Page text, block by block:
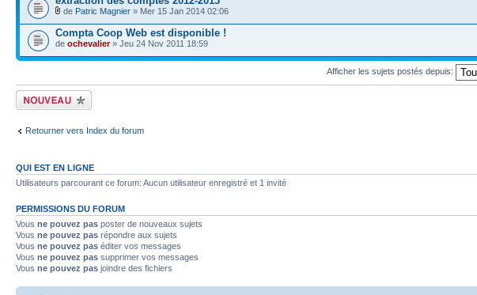
de Patric Magnier » Mer 15 Jan 2014 02:06
Compta Coop Web est disponible !
de ochevalier» Jeu 24 Nov 2011 18:59
Afficher les sujets postés depuis:
Ecrire un nouveau
sujet
Retourner vers Index du forum
QUI EST EN LIGNE
Utilisateurs parcourant ce forum: Aucun utilisateur enregistré et 1 invité
PERMISSIONS DU FORUM
Vous ne pouvez pas poster de nouveaux sujets
Vous ne pouvez pas répondre aux sujets
Vous ne pouvez pas éditer vos messages
Vous ne pouvez pas supprimer vos messages
Vous ne pouvez pas joindre des fichiers